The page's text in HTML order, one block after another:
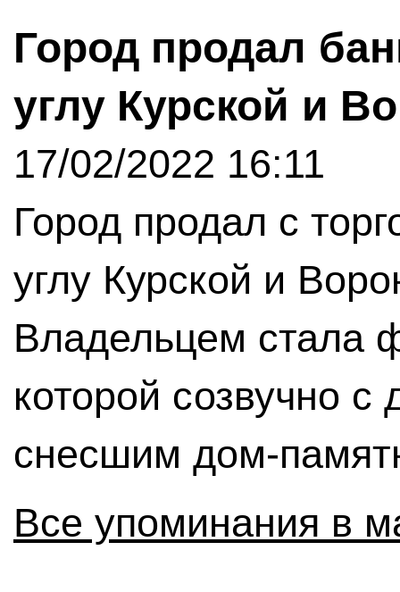
Город продал
углу Курской и
17/02/2022 16:11
Город продал с
углу Курской и
Владельцем стала
которой созвучно
снесшим дом-
Все упоминания в